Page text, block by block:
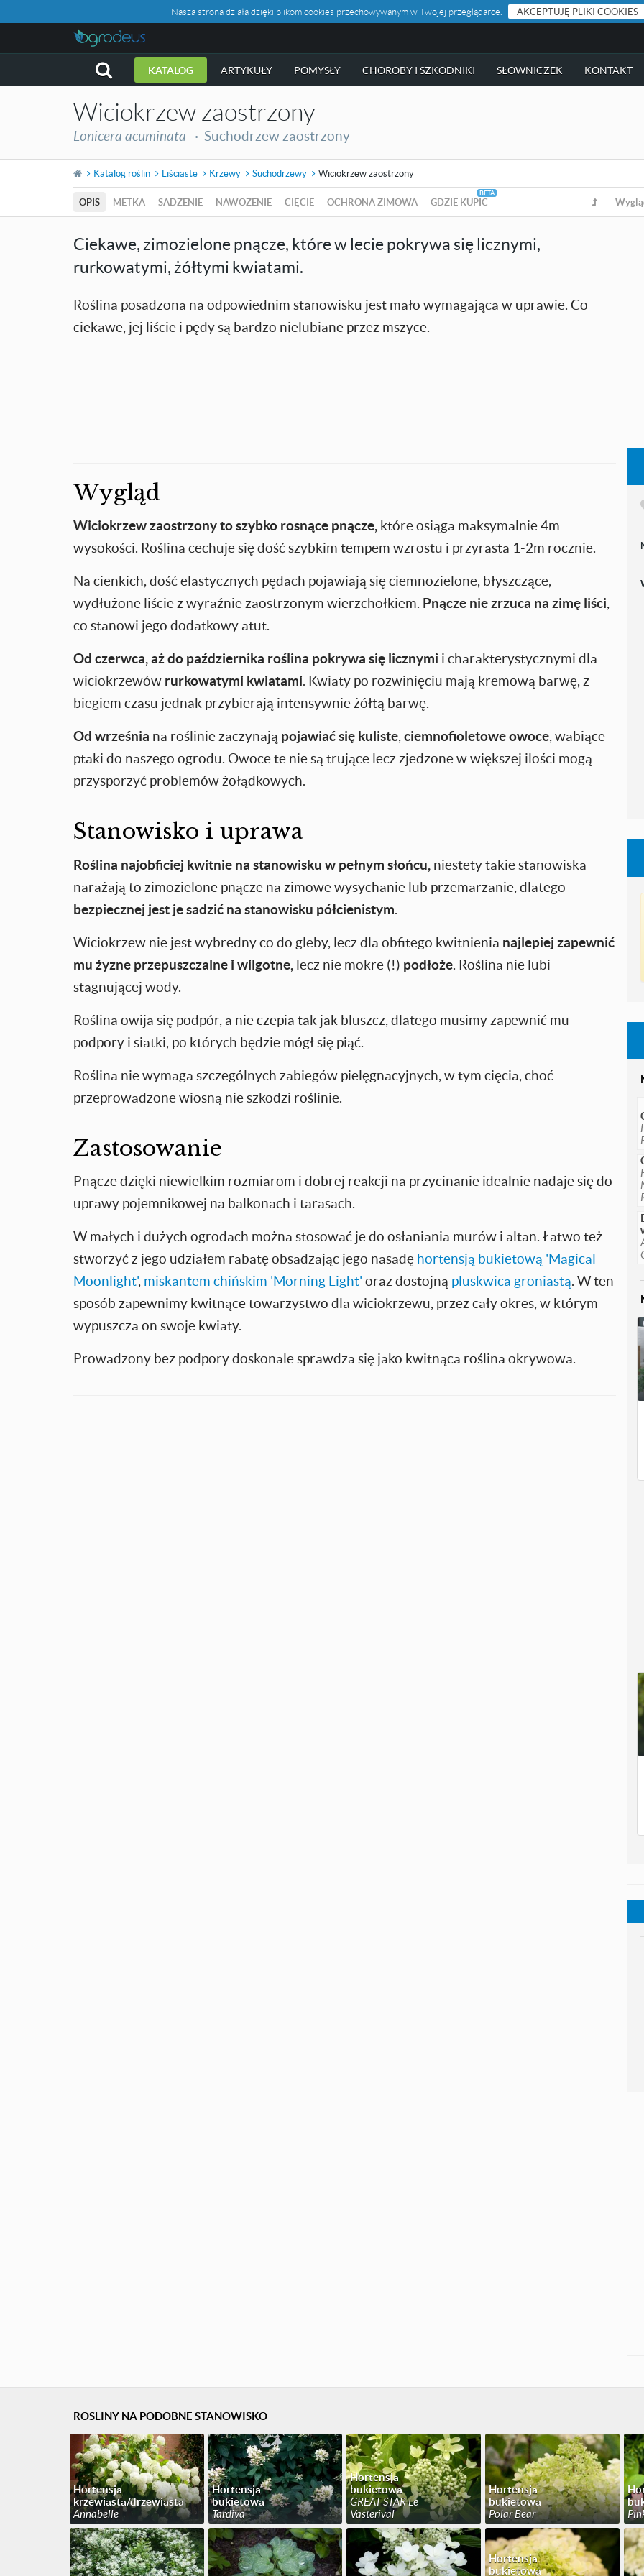
Nasza strona działa dzięki plikom cookies przechowywanym w Twojej przeglądarce. AKCEPTUJĘ PLIKI COOKIES
KATALOG ARTYKUŁY POMYSŁY CHOROBY I SZKODNIKI SŁOWNICZEK KONTAKT
Wiciokrzew zaostrzony
Lonicera acuminata · Suchodrzew zaostrzony
Katalog roślin Liściaste Krzewy Suchodrzewy Wiciokrzew zaostrzony
OPIS METKA SADZENIE NAWOŻENIE CIĘCIE OCHRONA ZIMOWA GDZIE KUPIĆ
Ciekawe, zimozielone pnącze, które w lecie pokrywa się licznymi,
rurkowatymi, żółtymi kwiatami.
Roślina posadzona na odpowiednim stanowisku jest mało wymagająca w uprawie. Co
ciekawe, jej liście i pędy są bardzo nielubiane przez mszyce.
Wygląd
Wiciokrzew zaostrzony to szybko rosnące pnącze, które osiąga maksymalnie 4m
wysokości. Roślina cechuje się dość szybkim tempem wzrostu i przyrasta 1-2m rocznie.
Na cienkich, dość elastycznych pędach pojawiają się ciemnozielone, błyszczące,
wydłużone liście z wyraźnie zaostrzonym wierzchołkiem. Pnącze nie zrzuca na zimę liści,
co stanowi jego dodatkowy atut.
Od czerwca, aż do października roślina pokrywa się licznymi i charakterystycznymi dla
wiciokrzewów rurkowatymi kwiatami. Kwiaty po rozwinięciu mają kremową barwę, z
biegiem czasu jednak przybierają intensywnie żółtą barwę.
Od września na roślinie zaczynają pojawiać się kuliste, ciemnofioletowe owoce, wabiące
ptaki do naszego ogrodu. Owoce te nie są trujące lecz zjedzone w większej ilości mogą
przysporzyć problemów żołądkowych.
Stanowisko i uprawa
Roślina najobficiej kwitnie na stanowisku w pełnym słońcu, niestety takie stanowiska
narażają to zimozielone pnącze na zimowe wysychanie lub przemarzanie, dlatego
bezpiecznej jest je sadzić na stanowisku półcienistym.
Wiciokrzew nie jest wybredny co do gleby, lecz dla obfitego kwitnienia najlepiej zapewnić
mu żyzne przepuszczalne i wilgotne, lecz nie mokre (!) podłoże. Roślina nie lubi
stagnującej wody.
Roślina owija się podpór, a nie czepia tak jak bluszcz, dlatego musimy zapewnić mu
podpory i siatki, po których będzie mógł się piąć.
Roślina nie wymaga szczególnych zabiegów pielęgnacyjnych, w tym cięcia, choć
przeprowadzone wiosną nie szkodzi roślinie.
Zastosowanie
Pnącze dzięki niewielkim rozmiarom i dobrej reakcji na przycinanie idealnie nadaje się do
uprawy pojemnikowej na balkonach i tarasach.
W małych i dużych ogrodach można stosować je do osłaniania murów i altan. Łatwo też
stworzyć z jego udziałem rabatę obsadzając jego nasadę hortensją bukietową 'Magical
Moonlight', miskantem chińskim 'Morning Light' oraz dostojną pluskwica groniastą. W ten
sposób zapewnimy kwitnące towarzystwo dla wiciokrzewu, przez cały okres, w którym
wypuszcza on swoje kwiaty.
Prowadzony bez podpory doskonale sprawdza się jako kwitnąca roślina okrywowa.
ROŚLINY NA PODOBNE STANOWISKO
Hortensja
krzewiasta/drzewiasta
Annabelle
Hortensja
bukietowa
Tardiva
Hortensja
bukietowa
GREAT STAR Le
Vasterival
Hortensja
bukietowa
Polar Bear
Hortensja
bukietowa